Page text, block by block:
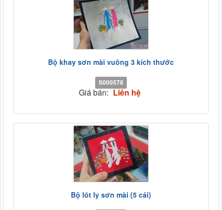
Bộ khay sơn mài vuông 3 kích thước
S000578
Giá bán: Liên hệ
Bộ lót ly sơn mài (5 cái)